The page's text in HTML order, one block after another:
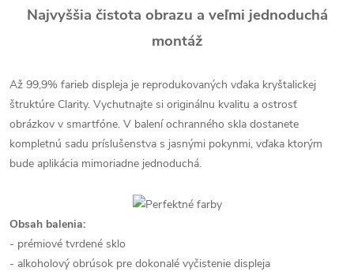
Najvyššia čistota obrazu a veľmi jednoduchá
montáž
Až 99,9% farieb displeja je reprodukovaných vďaka kryštalickej
štruktúre Clarity. Vychutnajte si originálnu kvalitu a ostrosť
obrázkov v smartfóne. V balení ochranného skla dostanete
kompletnú sadu príslušenstva s jasnými pokynmi, vďaka ktorým
bude aplikácia mimoriadne jednoduchá.
Obsah balenia:
- prémiové tvrdené sklo
- alkoholový obrúsok pre dokonalé vyčistenie displeja